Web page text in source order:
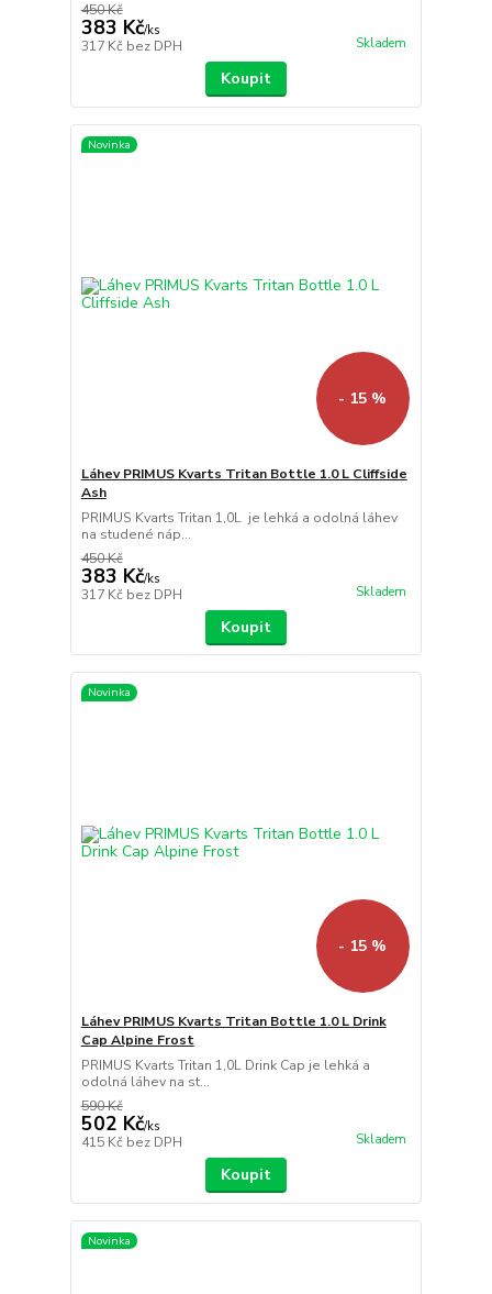
450 Kč
383 Kč/ks
317 Kč bez DPH Skladem
Koupit
Novinka
- 15 %
Láhev PRIMUS Kvarts Tritan Bottle 1.0 L Cliffside
Ash
PRIMUS Kvarts Tritan 1,0L je lehká a odolná láhev
na studené náp...
450 Kč
383 Kč/ks
317 Kč bez DPH Skladem
Koupit
Novinka
- 15 %
Láhev PRIMUS Kvarts Tritan Bottle 1.0 L Drink
Cap Alpine Frost
PRIMUS Kvarts Tritan 1,0L Drink Cap je lehká a
odolná láhev na st...
590 Kč
502 Kč/ks
415 Kč bez DPH Skladem
Koupit
Novinka